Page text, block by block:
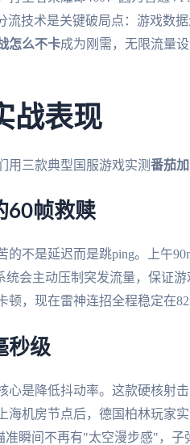
流技术是关键破局点：游戏数
怎么不卡成为刚需，无限流量
战表现
用三款典型国服游戏实测番茄
60帧救赎
不是延迟而是跳ping。上午
统会主动压制突发流量，保证
，现在雷神连招全程稳定在
秒级
心是降低抖动率。这款硬核射
机房节点后，德国柏林玩家
准瞬间不再有"太空漫步感"，子